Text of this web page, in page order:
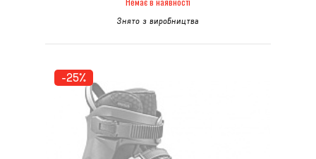
Знято з виробництва
-25%